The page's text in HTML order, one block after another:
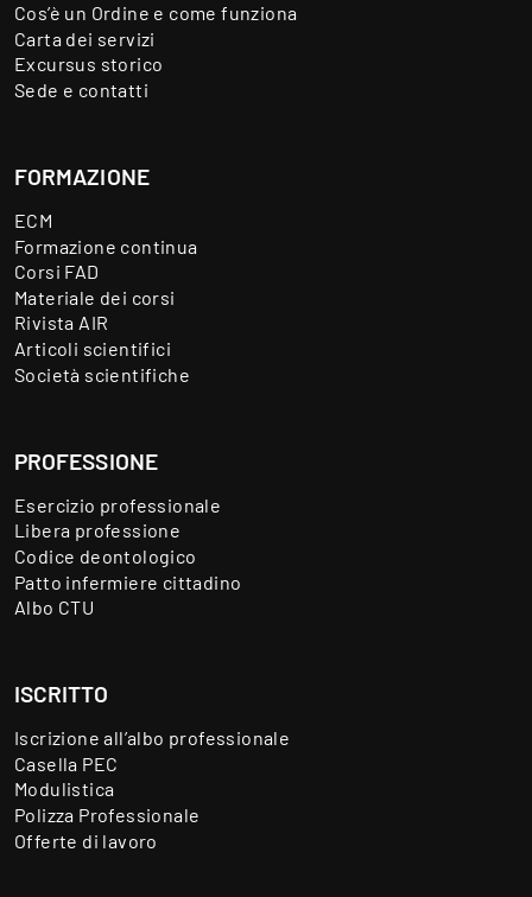
Cos’è un Ordine e come funziona
Carta dei servizi
Excursus storico
Sede e contatti
FORMAZIONE
ECM
Formazione continua
Corsi FAD
Materiale dei corsi
Rivista AIR
Articoli scientifici
Società scientifiche
PROFESSIONE
Esercizio professionale
Libera professione
Codice deontologico
Patto infermiere cittadino
Albo CTU
ISCRITTO
Iscrizione all’albo professionale
Casella PEC
Modulistica
Polizza Professionale
Offerte di lavoro